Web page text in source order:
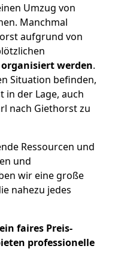
Umzug von
Manchmal
aufgrund von
werden.
Situation befinden,
in der Lage, auch
nach Giethorst zu
Ressourcen und
und
wir eine große
nahezu jedes
faires Preis-
professionelle